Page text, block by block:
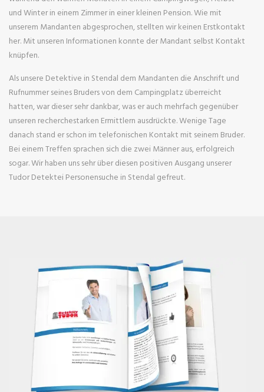
und Winter in einem Zimmer in einer kleinen Pension. Wie mit
unserem Mandanten abgesprochen, stellten wir keinen Erstkontakt
her. Mit unseren Informationen konnte der Mandant selbst Kontakt
knüpfen.
Als unsere Detektive in Stendal dem Mandanten die Anschrift und
Rufnummer seines Bruders von dem Campingplatz überreicht
hatten, war dieser sehr dankbar, was er auch mehrfach gegenüber
unseren recherchestarken Ermittlern ausdrückte. Wenige Tage
danach stand er schon im telefonischen Kontakt mit seinem Bruder.
Bei einem Treffen sprachen sich die zwei Männer aus, erfolgreich
sogar. Wir haben uns sehr über diesen positiven Ausgang unserer
Tudor Detektei Personensuche in Stendal gefreut.